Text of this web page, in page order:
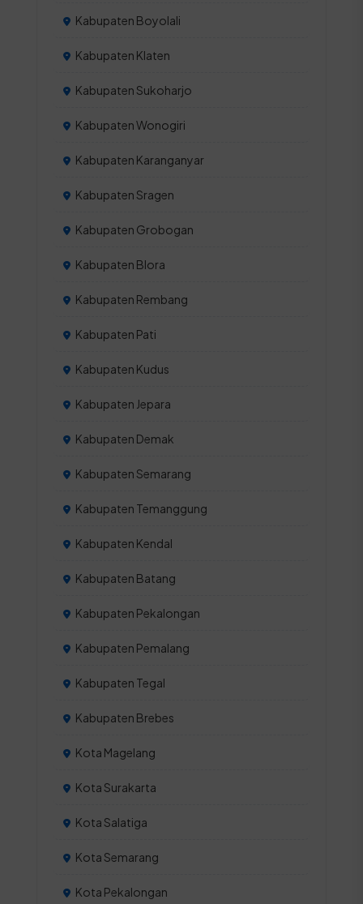
Kabupaten Boyolali
Kabupaten Klaten
Kabupaten Sukoharjo
Kabupaten Wonogiri
Kabupaten Karanganyar
Kabupaten Sragen
Kabupaten Grobogan
Kabupaten Blora
Kabupaten Rembang
Kabupaten Pati
Kabupaten Kudus
Kabupaten Jepara
Kabupaten Demak
Kabupaten Semarang
Kabupaten Temanggung
Kabupaten Kendal
Kabupaten Batang
Kabupaten Pekalongan
Kabupaten Pemalang
Kabupaten Tegal
Kabupaten Brebes
Kota Magelang
Kota Surakarta
Kota Salatiga
Kota Semarang
Kota Pekalongan